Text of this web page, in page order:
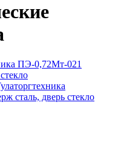
ПЭ-0,72Мт-021